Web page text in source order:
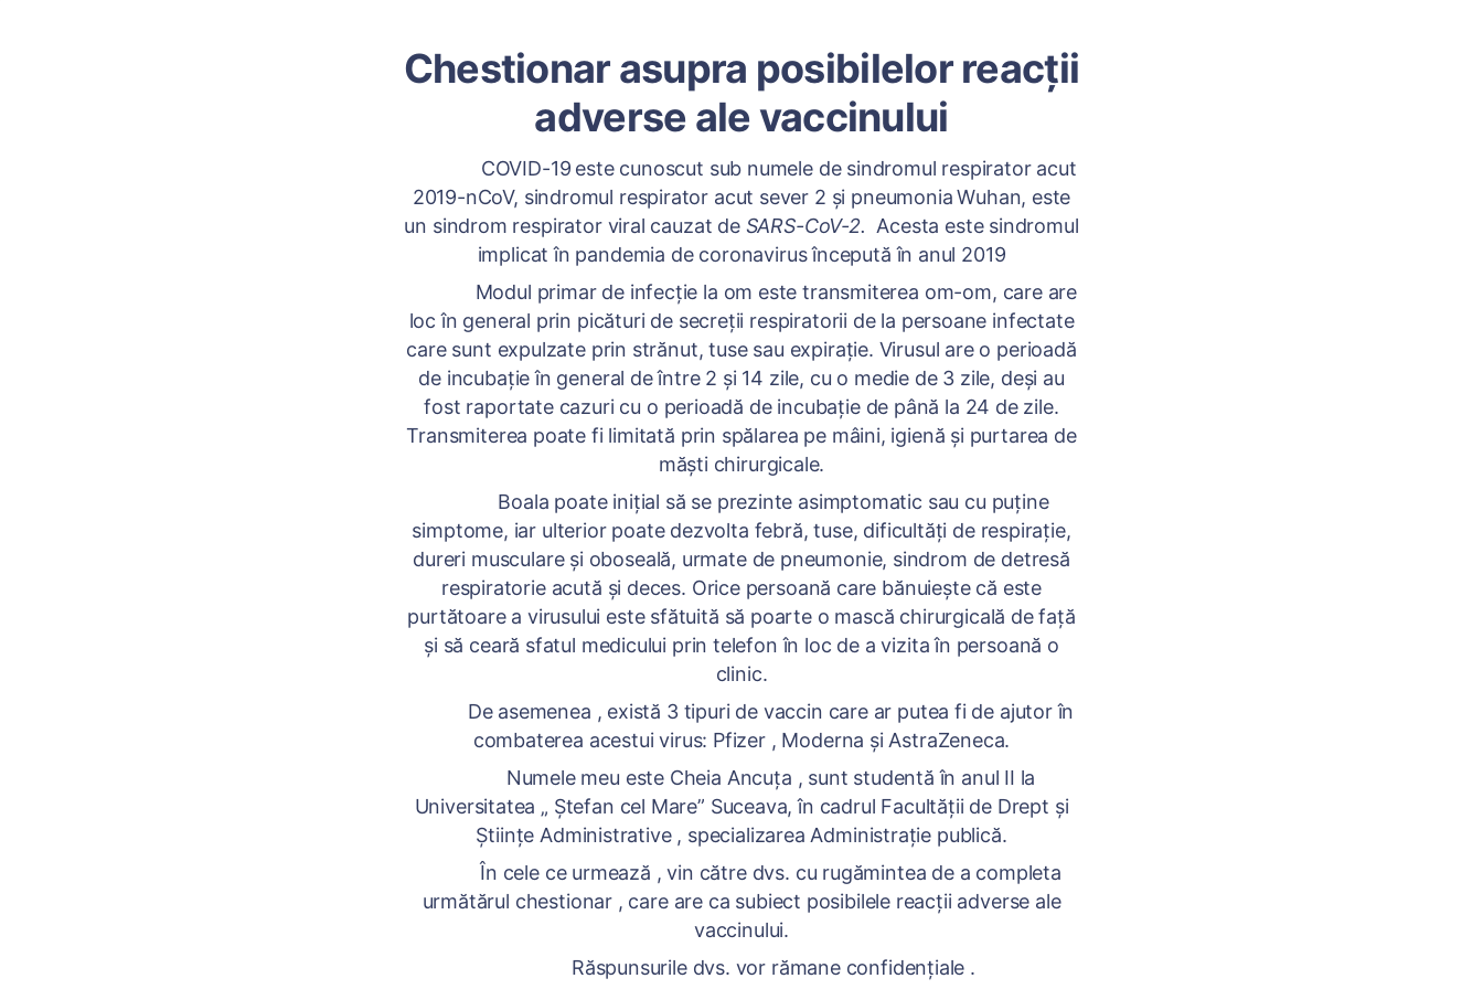
Chestionar asupra posibilelor reacții
adverse ale vaccinului
COVID-19 este cunoscut sub numele de sindromul respirator acut
2019-nCoV, sindromul respirator acut sever 2 și pneumonia Wuhan, este
un sindrom respirator viral cauzat de SARS-CoV-2. Acesta este sindromul
implicat în pandemia de coronavirus începută în anul 2019
Modul primar de infecție la om este transmiterea om-om, care are
loc în general prin picături de secreții respiratorii de la persoane infectate
care sunt expulzate prin strănut, tuse sau expirație. Virusul are o perioadă
de incubație în general de între 2 și 14 zile, cu o medie de 3 zile, deși au
fost raportate cazuri cu o perioadă de incubație de până la 24 de zile.
Transmiterea poate fi limitată prin spălarea pe mâini, igienă și purtarea de
măști chirurgicale.
Boala poate inițial să se prezinte asimptomatic sau cu puține
simptome, iar ulterior poate dezvolta febră, tuse, dificultăți de respirație,
dureri musculare și oboseală, urmate de pneumonie, sindrom de detresă
respiratorie acută și deces. Orice persoană care bănuiește că este
purtătoare a virusului este sfătuită să poarte o mască chirurgicală de față
și să ceară sfatul medicului prin telefon în loc de a vizita în persoană o
clinic.
De asemenea , există 3 tipuri de vaccin care ar putea fi de ajutor în
combaterea acestui virus: Pfizer , Moderna și AstraZeneca.
Numele meu este Cheia Ancuța , sunt studentă în anul II la
Universitatea „ Ștefan cel Mare” Suceava, în cadrul Facultății de Drept și
Științe Administrative , specializarea Administrație publică.
În cele ce urmează , vin către dvs. cu rugămintea de a completa
următărul chestionar , care are ca subiect posibilele reacții adverse ale
vaccinului.
Răspunsurile dvs. vor rămane confidențiale .